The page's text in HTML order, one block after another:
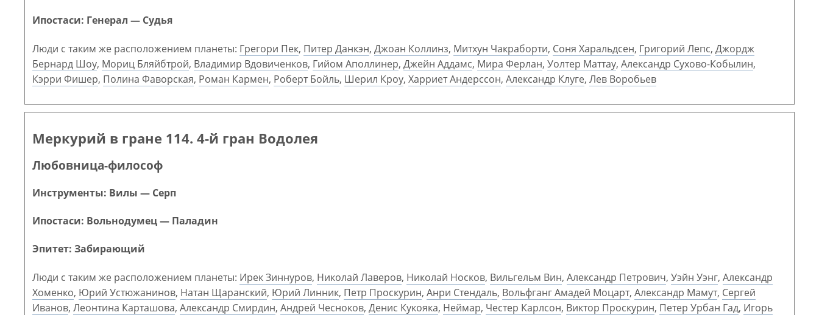
Ипостаси: Генерал — Судья
Люди с таким же расположением планеты: Грегори Пек, Питер Данкэн, Джоан Коллинз, Митхун Чакраборти, Соня Харальдсен, Григорий Лепс, Джордж
Бернард Шоу, Мориц Бляйбтрой, Владимир Вдовиченков, Гийом Аполлинер, Джейн Аддамс, Мира Ферлан, Уолтер Маттау, Александр Сухово-Кобылин,
Кэрри Фишер, Полина Фаворская, Роман Кармен, Роберт Бойль, Шерил Кроу, Харриет Андерссон, Александр Клуге, Лев Воробьев
Меркурий в гране 114. 4-й гран Водолея
Любовница-философ
Инструменты: Вилы — Серп
Ипостаси: Вольнодумец — Паладин
Эпитет: Забирающий
Люди с таким же расположением планеты: Ирек Зиннуров, Николай Лаверов, Николай Носков, Вильгельм Вин, Александр Петрович, Уэйн Уэнг, Александр
Хоменко, Юрий Устюжанинов, Натан Щаранский, Юрий Линник, Петр Проскурин, Анри Стендаль, Вольфганг Амадей Моцарт, Александр Мамут, Сергей
Иванов, Леонтина Карташова, Александр Смирдин, Андрей Чесноков, Денис Кукояка, Неймар, Честер Карлсон, Виктор Проскурин, Петер Урбан Гад, Игорь